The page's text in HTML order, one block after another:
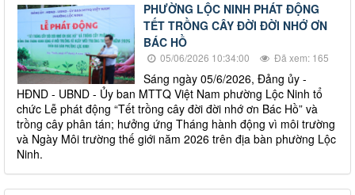
PHƯỜNG LỘC NINH PHÁT ĐỘNG
TẾT TRỒNG CÂY ĐỜI ĐỜI NHỚ ƠN
BÁC HỒ
05/06/2026 10:34:00 Đã xem: 165
Sáng ngày 05/6/2026, Đảng ủy -
HĐND - UBND - Ủy ban MTTQ Việt Nam phường Lộc Ninh tổ
chức Lễ phát động “Tết trồng cây đời đời nhớ ơn Bác Hồ” và
trồng cây phân tán; hưởng ứng Tháng hành động vì môi trường
và Ngày Môi trường thế giới năm 2026 trên địa bàn phường Lộc
Ninh.